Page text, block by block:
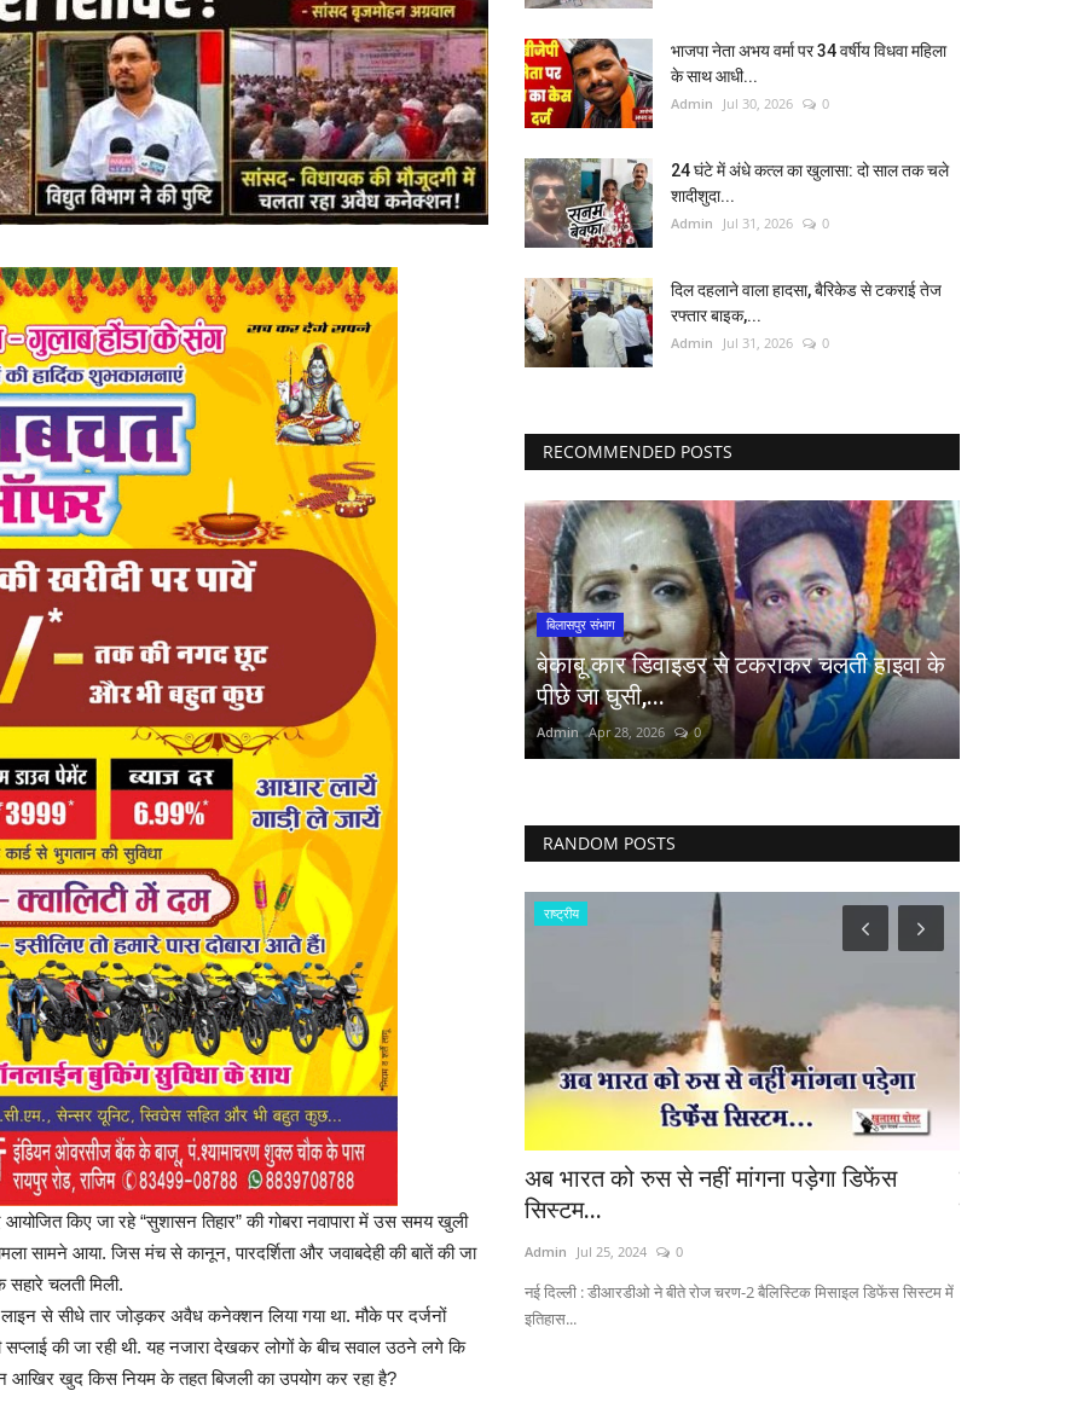
किए जा रहे “सुशासन तिहार” की गोबरा नवापारा में उस समय खुली
सामने आया. जिस मंच से कानून, पारदर्शिता और जवाबदेही की बातें की जा
चलती मिली.
लाइन से सीधे तार जोड़कर अवैध कनेक्शन लिया गया था. मौके पर दर्जनों
की जा रही थी. यह नजारा देखकर लोगों के बीच सवाल उठने लगे कि
आखिर खुद किस नियम के तहत बिजली का उपयोग कर रहा है?
भाजपा नेता अभय वर्मा पर 34 वर्षीय विधवा महिला
के साथ आधी...
Admin Jul 30, 2026 0
24 घंटे में अंधे कत्ल का खुलासा: दो साल तक चले
शादीशुदा...
Admin Jul 31, 2026 0
दिल दहलाने वाला हादसा, बैरिकेड से टकराई तेज
रफ्तार बाइक,...
Admin Jul 31, 2026 0
RECOMMENDED POSTS
बिलासपुर संभाग
बेकाबू कार डिवाइडर से टकराकर चलती हाइवा के
पीछे जा घुसी,...
Admin Apr 28, 2026 0
RANDOM POSTS
वनडे
बिलासपुर संभाग
कर्ज चुकाने के लिए आस्था पर हमला, एक रात में 3
मंदिरों...
Admin Aug 5, 2026 0
Attack on faith to repay debt: Thefts at three temples in a
single night; four accused,...
राष्ट्रीय
अब भारत को रुस से नहीं मांगना पड़ेगा डिफेंस
सिस्टम...
Admin Jul 25, 2024 0
नई दिल्ली : डीआरडीओ ने बीते रोज चरण-2 बैलिस्टिक मिसाइल डिफेंस सिस्टम में
इतिहास...